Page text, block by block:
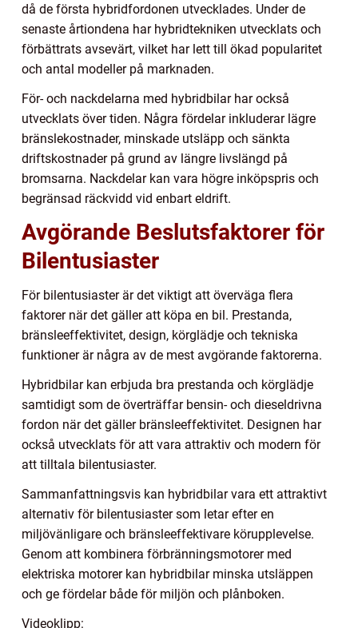
då de första hybridfordonen utvecklades. Under de
senaste årtiondena har hybridtekniken utvecklats och
förbättrats avsevärt, vilket har lett till ökad popularitet
och antal modeller på marknaden.
För- och nackdelarna med hybridbilar har också
utvecklats över tiden. Några fördelar inkluderar lägre
bränslekostnader, minskade utsläpp och sänkta
driftskostnader på grund av längre livslängd på
bromsarna. Nackdelar kan vara högre inköpspris och
begränsad räckvidd vid enbart eldrift.
Avgörande Beslutsfaktorer för
Bilentusiaster
För bilentusiaster är det viktigt att överväga flera
faktorer när det gäller att köpa en bil. Prestanda,
bränsleeffektivitet, design, körglädje och tekniska
funktioner är några av de mest avgörande faktorerna.
Hybridbilar kan erbjuda bra prestanda och körglädje
samtidigt som de överträffar bensin- och dieseldrivna
fordon när det gäller bränsleeffektivitet. Designen har
också utvecklats för att vara attraktiv och modern för
att tilltala bilentusiaster.
Sammanfattningsvis kan hybridbilar vara ett attraktivt
alternativ för bilentusiaster som letar efter en
miljövänligare och bränsleeffektivare körupplevelse.
Genom att kombinera förbränningsmotorer med
elektriska motorer kan hybridbilar minska utsläppen
och ge fördelar både för miljön och plånboken.
Videoklipp: